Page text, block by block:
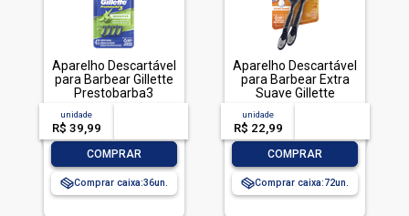
Aparelho Descartável
para Barbear Gillette
Prestobarba3
Sensitive 4 Unidades
Pague Menos
unidade
R$ 39,99
COMPRAR
Comprar caixa:36
Aparelho Descartável
para Barbear Extra
Suave Gillette
Prestobarba3 2
Unidades
unidade
R$ 22,99
COMPRAR
Comprar caixa:72